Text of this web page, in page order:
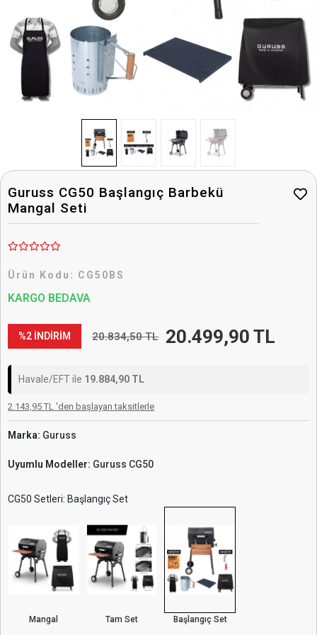
Guruss CG50 Başlangıç Barbekü
Mangal Seti
Ürün Kodu: CG50BS
KARGO BEDAVA
%2 İNDİRİM 20.834,50 TL 20.499,90 TL
Havale/EFT ile 19.884,90 TL
2.143,95 TL 'den başlayan taksitlerle
Marka: Guruss
Uyumlu Modeller: Guruss CG50
CG50 Setleri: Başlangıç Set
Mangal Tam Set Başlangıç Set